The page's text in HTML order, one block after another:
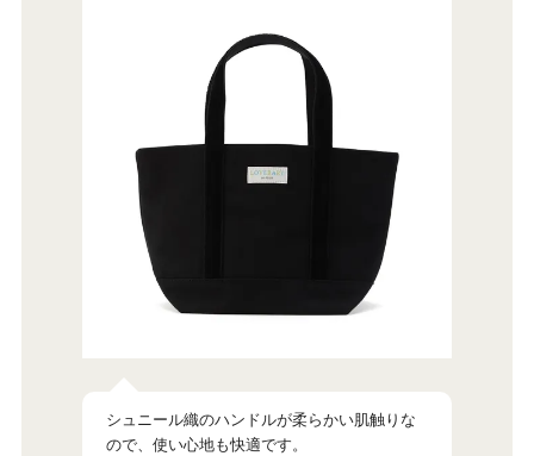
シュニール織のハンドルが柔らかい肌触りな
ので、使い心地も快適です。